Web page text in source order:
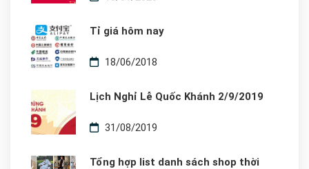
Tỉ giá hôm nay
18/06/2018
Lịch Nghỉ Lễ Quốc Khánh 2/9/2019
31/08/2019
Tổng hợp list danh sách shop thời